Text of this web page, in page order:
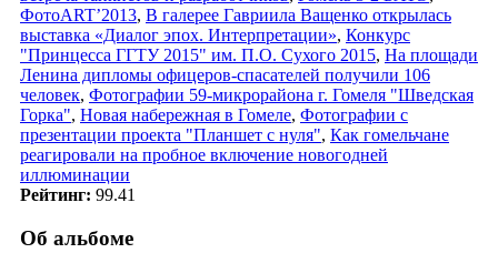
ФотоART’2013, В галерее Гавриила Ващенко открылась
выставка «Диалог эпох. Интерпретации», Конкурс
"Принцесса ГГТУ 2015" им. П.О. Сухого 2015, На площади
Ленина дипломы офицеров-спасателей получили 106
человек, Фотографии 59-микрорайона г. Гомеля "Шведская
Горка", Новая набережная в Гомеле, Фотографии с
презентации проекта "Планшет с нуля", Как гомельчане
реагировали на пробное включение новогодней
иллюминации
Рейтинг: 99.41
Об альбоме